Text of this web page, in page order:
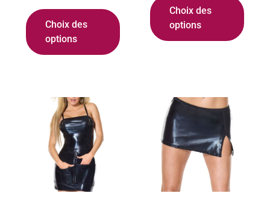
Choix des
options
Choix des
options